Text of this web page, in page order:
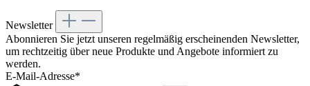
Newsletter
Abonnieren Sie jetzt unseren regelmäßig erscheinenden Newsletter,
um rechtzeitig über neue Produkte und Angebote informiert zu
werden.
E-Mail-Adresse*